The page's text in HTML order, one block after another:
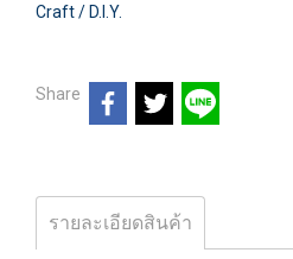
Craft / D.I.Y.
Share
รายละเอียดสินค้า